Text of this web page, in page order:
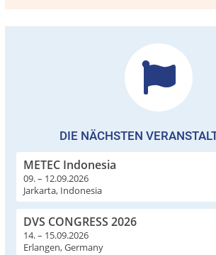
DIE NÄCHSTEN
METEC Indonesia
09. – 12.09.2026
Jarkarta, Indonesia
DVS CONGRESS 2026
14. – 15.09.2026
Erlangen, Germany